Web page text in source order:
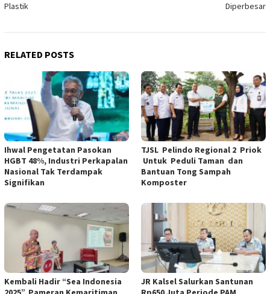
Plastik
Diperbesar
RELATED POSTS
Ihwal Pengetatan Pasokan
HGBT 48%, Industri Perkapalan
Nasional Tak Terdampak
Signifikan
TJSL Pelindo Regional 2 Priok
Untuk Peduli Taman dan
Bantuan Tong Sampah
Komposter
Kembali Hadir “Sea Indonesia
JR Kalsel Salurkan Santunan